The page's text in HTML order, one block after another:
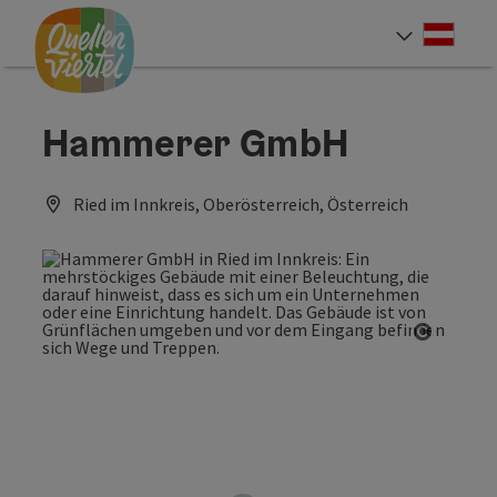
Zum Inhalt
Zur Navigation
Zum Seitenanfang
Hammerer GmbH
Ried im Innkreis, Oberösterreich, Österreich